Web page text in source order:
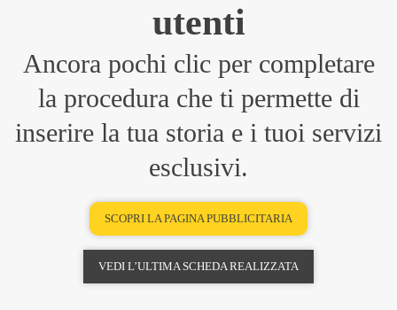
utenti
Ancora pochi clic per completare
la procedura che ti permette di
inserire la tua storia e i tuoi servizi
esclusivi.
SCOPRI LA PAGINA PUBBLICITARIA
VEDI L’ULTIMA SCHEDA REALIZZATA